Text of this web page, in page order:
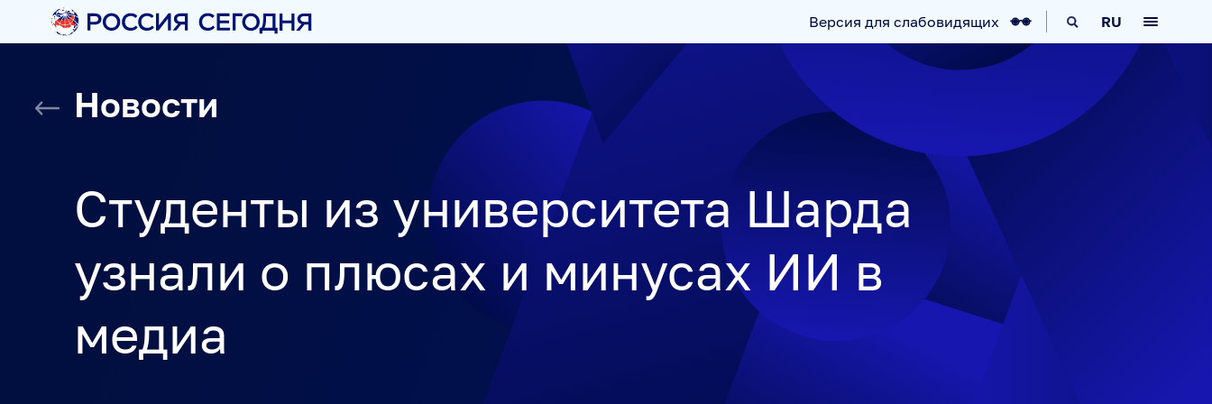
О НАС
СОЦИАЛЬНАЯ ОТВЕТСТВЕННОСТЬ РУКОВОДСТВО СТАЖИРОВКА IT-ВОЗМОЖНОСТИ
НОВОСТИ
НАШИ СМИ
BALTNEWS СОЦИАЛЬНЫЙ НАВИГАТОР
Версия для слабовидящих RU
Новости
Студенты из университета Шарда
узнали о плюсах и минусах ИИ в
медиа